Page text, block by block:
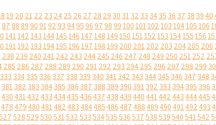
19 20 2122 23 2425 26 27 28 29 30 3132 33 3435 36 37 38 3940
87888990919293949596979899100101102103104105106
141142143144145146147148149150151152153154155156
191192193194195196197198199 200 201202 203 204205 206
238 239 240 241242 243 244245 246 247 248 249 250 251252
285 286 287 288 289 290 291292 293 294295 296 297 298 299
333 334335 336 337 338 339 340 341342 343 344345 346 347 348
381382 383 384385 386 387 388 389 390 391392 393 394395 396
430431432433434435436437438439440441442443444445
478479480481482483484485486487488489490491492493
528529530531532533534535536537538539540541542